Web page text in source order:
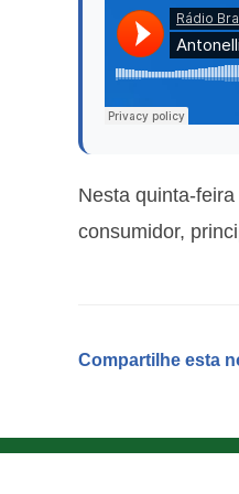
Nesta quinta-
consumidor,
Compartilhe esta